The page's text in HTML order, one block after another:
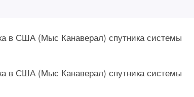
в США (Мыс Канаверал) спутника системы
в США (Мыс Канаверал) спутника системы